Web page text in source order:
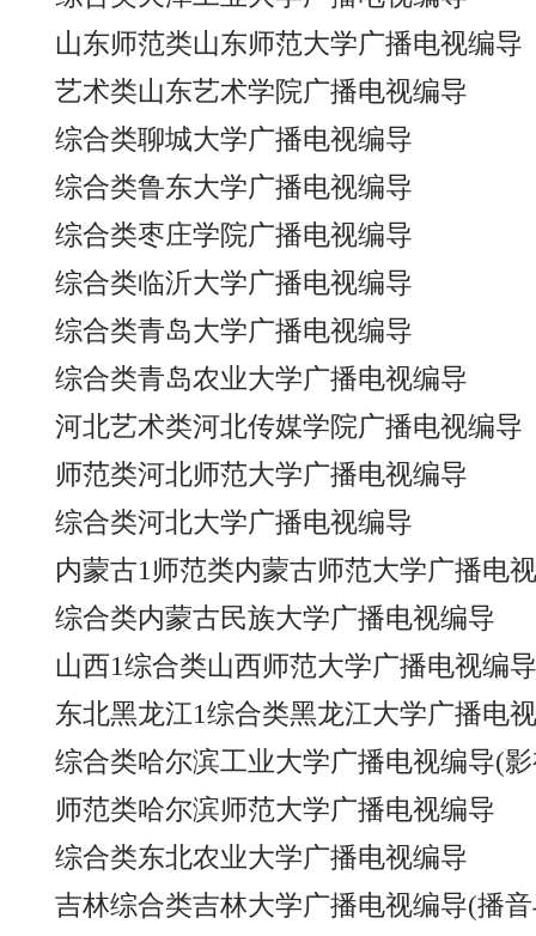
山东师范类山东师范大学广播电视编导
艺术类山东艺术学院广播电视编导
综合类聊城大学广播电视编导
综合类鲁东大学广播电视编导
综合类枣庄学院广播电视编导
综合类临沂大学广播电视编导
综合类青岛大学广播电视编导
综合类青岛农业大学广播电视编导
河北艺术类河北传媒学院广播电视编导
师范类河北师范大学广播电视编导
综合类河北大学广播电视编导
内蒙古1师范类内蒙古师范大学广播电
综合类内蒙古民族大学广播电视编导
山西1综合类山西师范大学广播电视编导
东北黑龙江1综合类黑龙江大学广播电
综合类哈尔滨工业大学广播电视编导(影
师范类哈尔滨师范大学广播电视编导
综合类东北农业大学广播电视编导
吉林综合类吉林大学广播电视编导(播音